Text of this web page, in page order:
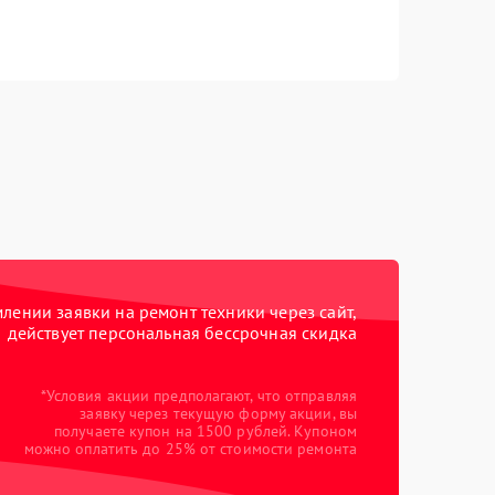
заявки на ремонт техники через сайт,
действует персональная бессрочная скидка
*Условия акции предполагают, что отправляя
заявку через текущую форму акции, вы
получаете купон на 1500 рублей. Купоном
можно оплатить до 25% от стоимости ремонта